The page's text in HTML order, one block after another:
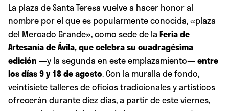
La plaza de Santa Teresa vuelve a hacer honor al
nombre por el que es popularmente conocida, «plaza
del Mercado Grande», como sede de la Feria de
Artesanía de Ávila, que celebra su cuadragésima
edición —y la segunda en este emplazamiento—entre
los días 9 y 18 de agosto. Con la muralla de fondo,
veintisiete talleres de oficios tradicionales y artísticos
ofrecerán durante diez días, a partir de este viernes,